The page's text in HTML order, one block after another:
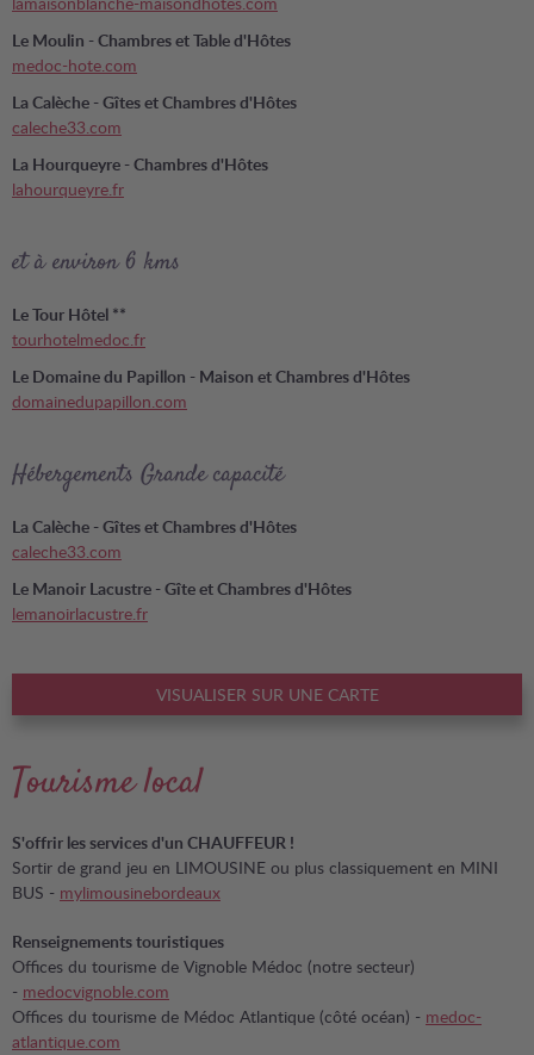
Le Moulin - Chambres et Table d'Hôtes
medoc-hote.com
La Calèche - Gîtes et Chambres d'Hôtes
caleche33.com
La Hourqueyre - Chambres d'Hôtes
lahourqueyre.fr
et à environ 6 kms
Le Tour Hôtel **
tourhotelmedoc.fr
Le Domaine du Papillon - Maison et Chambres d'Hôtes
domainedupapillon.com
Hébergements Grande capacité
La Calèche - Gîtes et Chambres d'Hôtes
caleche33.com
Le Manoir Lacustre - Gîte et Chambres d'Hôtes
lemanoirlacustre.fr
VISUALISER SUR UNE CARTE
Tourisme local
S'offrir les services d'un CHAUFFEUR !
Sortir de grand jeu en LIMOUSINE ou plus classiquement en MINI
BUS - mylimousinebordeaux
Renseignements touristiques
Offices du tourisme de Vignoble Médoc (notre secteur)
- medocvignoble.com
Offices du tourisme de Médoc Atlantique (côté océan) - medoc-
atlantique.com